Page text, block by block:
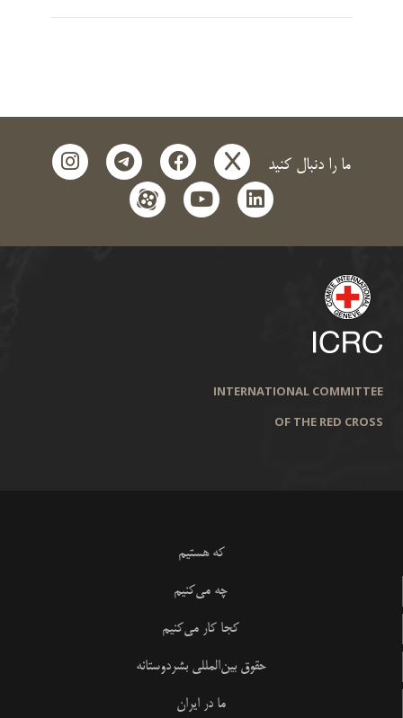
ما را دنبال کنید x
facebook
telegram
instagram
linkedin
youtube
aparat
INTERNATIONAL COMMITTEE
OF THE RED CROSS
که هستیم
چه می‌کنیم
کجا کار می‌کنیم
حقوق بین‌المللی بشردوستانه
ما در ایران